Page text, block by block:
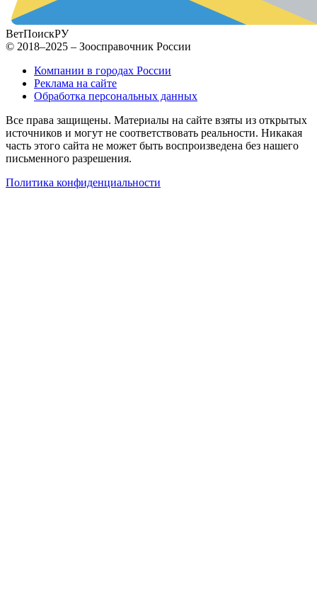
ВетПоискРУ
© 2018–2025 – Зоосправочник России
Компании в городах России
Реклама на сайте
Обработка персональных данных
Все права защищены. Материалы на сайте взяты из открытых
источников и могут не соответствовать реальности. Никакая
часть этого сайта не может быть воспроизведена без нашего
письменного разрешения.
Политика конфиденциальности